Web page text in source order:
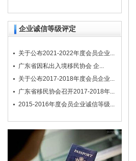
企业诚信等级评定
关于公布2021-2022年度会员企业...
广东省因私出入境移民协会 企...
关于公布2017-2018年度会员企业...
广东省移民协会召开2017-2018年...
2015-2016年度会员企业诚信等级...